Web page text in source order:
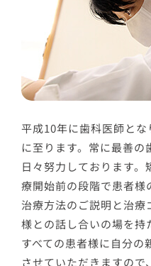
平成10年に歯科医師と
に至ります。常に最善の
日々努力しております
療開始前の段階で患者様
治療方法のご説明と治
様との話し合いの場を持
すべての患者様に自分の
させていただきますの